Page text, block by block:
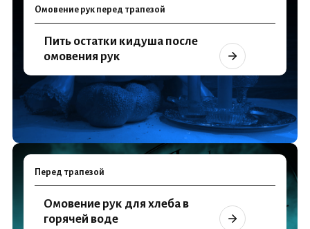
Омовение рук перед трапезой
Пить остатки кидуша после
омовения рук
Перед трапезой
Омовение рук для хлеба в
горячей воде